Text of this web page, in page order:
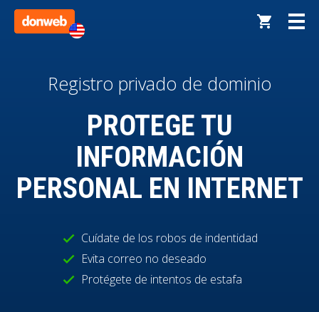
Registro privado de dominio
PROTEGE TU
INFORMACIÓN
PERSONAL EN INTERNET
check Cuídate de los robos de indentidad
check Evita correo no deseado
check Protégete de intentos de estafa